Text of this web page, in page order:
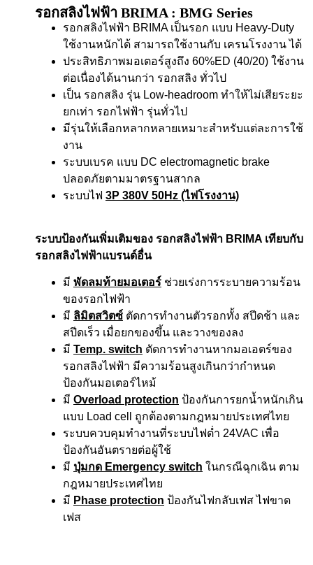
รอกสลิงไฟฟ้า BRIMA : BMG Series
รอกสลิงไฟฟ้า BRIMA เป็นรอก แบบ Heavy-Duty
ใช้งานหนักได้ สามารถใช้งานกับ เครนโรงงาน ได้
ประสิทธิภาพมอเตอร์สูงถึง 60%ED (40/20) ใช้งาน
ต่อเนื่องได้นานกว่า รอกสลิง ทั่วไป
เป็น รอกสลิง รุ่น Low-headroom ทำให้ไม่เสียระยะ
ยกเท่า รอกไฟฟ้า รุ่นทั่วไป
มีรุ่นให้เลือกหลากหลายเหมาะสำหรับแต่ละการใช้
งาน
ระบบเบรค แบบ DC electromagnetic brake
ปลอดภัยตามมาตรฐานสากล
ระบบไฟ 3P 380V 50Hz (ไฟโรงงาน)
ระบบป้องกันเพิ่มเติมของ รอกสลิงไฟฟ้า BRIMA เทียบกับ
รอกสลิงไฟฟ้าแบรนด์อื่น
มี พัดลมท้ายมอเตอร์ ช่วยเร่งการระบายความร้อน
ของรอกไฟฟ้า
มี ลิมิตสวิตซ์ ตัดการทำงานตัวรอกทั้ง สปีดช้า และ
สปีดเร็ว เมื่อยกของขึ้น และวางของลง
มี Temp. switch ตัดการทำงานหากมอเอตร์ของ
รอกสลิงไฟฟ้า มีความร้อนสูงเกินกว่ากำหนด
ป้องกันมอเตอร์ไหม้
มี Overload protection ป้องกันการยกน้ำหนักเกิน
แบบ Load cell ถูกต้องตามกฎหมายประเทศไทย
ระบบควบคุมทำงานที่ระบบไฟต่ำ 24VAC เพื่อ
ป้องกันอันตรายต่อผู้ใช้
มี ปุ่มกด Emergency switch ในกรณีฉุกเฉิน ตาม
กฎหมายประเทศไทย
มี Phase protection ป้องกันไฟกลับเฟส ไฟขาด
เฟส